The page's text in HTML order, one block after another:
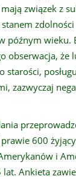
związek z
zdolności
późnym wieku.
obserwacja, że
starości,
zazwyczaj
600
i
Ankieta